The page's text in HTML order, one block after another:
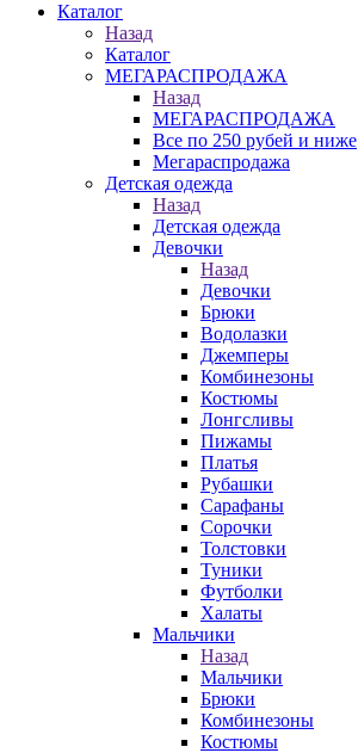
Каталог
Назад
Каталог
МЕГАРАСПРОДАЖА
Назад
МЕГАРАСПРОДАЖА
Все по 250 рубей и ниже
Мегараспродажа
Детская одежда
Назад
Детская одежда
Девочки
Назад
Девочки
Брюки
Водолазки
Джемперы
Комбинезоны
Костюмы
Лонгсливы
Пижамы
Платья
Рубашки
Сарафаны
Сорочки
Толстовки
Туники
Футболки
Халаты
Мальчики
Назад
Мальчики
Брюки
Комбинезоны
Костюмы